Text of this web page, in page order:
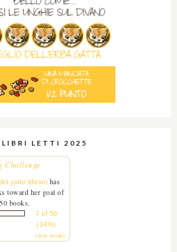
LIBRI LETTI 2025
Challenge
gatto libraio has
toward her goal of
50 books.
7 of 50
(14%)
view books